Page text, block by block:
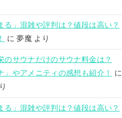
る」混雑や評判は？値段は高い？
に夢魔 より
のサウナだけのサウナ料金は？
」やアメニティの感想も紹介！
に
る」混雑や評判は？値段は高い？